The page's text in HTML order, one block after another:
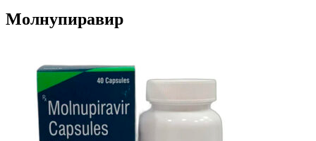
Молнупиравир